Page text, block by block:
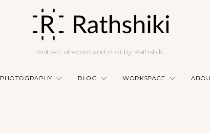
Written, directed and shot by Rathshiki.
PHOTOGRAPHY BLOG WORKSPACE